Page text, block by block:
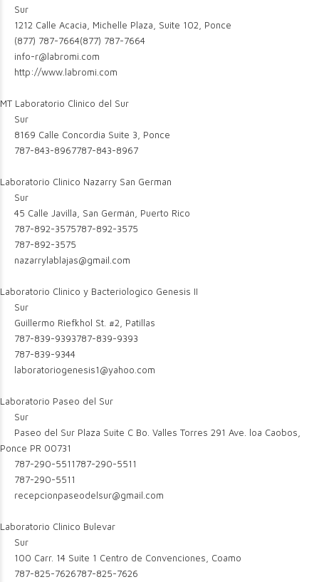
Sur
1212 Calle Acacia, Michelle Plaza, Suite 102, Ponce
(877) 787-7664(877) 787-7664
info-r@labromi.com
http://www.labromi.com
MT Laboratorio Clinico del Sur
Sur
8169 Calle Concordia Suite 3, Ponce
787-843-8967787-843-8967
Laboratorio Clinico Nazarry San German
Sur
45 Calle Javilla, San Germán, Puerto Rico
787-892-3575787-892-3575
787-892-3575
nazarrylablajas@gmail.com
Laboratorio Clinico y Bacteriologico Genesis II
Sur
Guillermo Riefkhol St. #2, Patillas
787-839-9393787-839-9393
787-839-9344
laboratoriogenesis1@yahoo.com
Laboratorio Paseo del Sur
Sur
Paseo del Sur Plaza Suite C Bo. Valles Torres 291 Ave. loa Caobos,
Ponce PR 00731
787-290-5511787-290-5511
787-290-5511
recepcionpaseodelsur@gmail.com
Laboratorio Clinico Bulevar
Sur
100 Carr. 14 Suite 1 Centro de Convenciones, Coamo
787-825-7626787-825-7626